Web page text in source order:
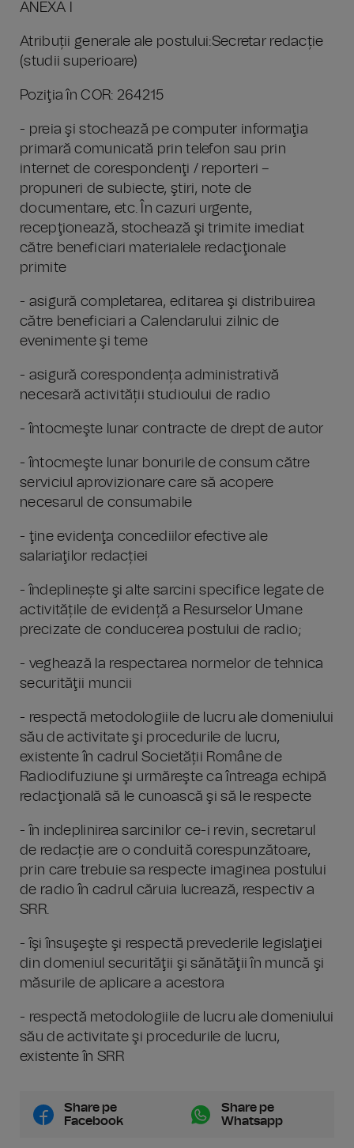
ANEXA I
Atribuții generale ale postului:Secretar redacție
(studii superioare)
Poziţia în COR: 264215
- preia şi stochează pe computer informaţia
primară comunicată prin telefon sau prin
internet de corespondenţi / reporteri –
propuneri de subiecte, ştiri, note de
documentare, etc. În cazuri urgente,
recepţionează, stochează şi trimite imediat
către beneficiari materialele redacţionale
primite
- asigură completarea, editarea şi distribuirea
către beneficiari a Calendarului zilnic de
evenimente şi teme
- asigură corespondența administrativă
necesară activității studioului de radio
- întocmeşte lunar contracte de drept de autor
- întocmeşte lunar bonurile de consum către
serviciul aprovizionare care să acopere
necesarul de consumabile
- ţine evidenţa concediilor efective ale
salariaţilor redacției
- îndeplinește şi alte sarcini specifice legate de
activitățile de evidență a Resurselor Umane
precizate de conducerea postului de radio;
- veghează la respectarea normelor de tehnica
securităţii muncii
- respectă metodologiile de lucru ale domeniului
său de activitate şi procedurile de lucru,
existente în cadrul Societății Române de
Radiodifuziune şi urmăreşte ca întreaga echipă
redacţională să le cunoască şi să le respecte
- în indeplinirea sarcinilor ce-i revin, secretarul
de redacție are o conduită corespunzătoare,
prin care trebuie sa respecte imaginea postului
de radio în cadrul căruia lucrează, respectiv a
SRR.
- îşi însuşeşte şi respectă prevederile legislaţiei
din domeniul securităţii şi sănătăţii în muncă şi
măsurile de aplicare a acestora
- respectă metodologiile de lucru ale domeniului
său de activitate şi procedurile de lucru,
existente în SRR
Share pe
Facebook
Share pe
Whatsapp